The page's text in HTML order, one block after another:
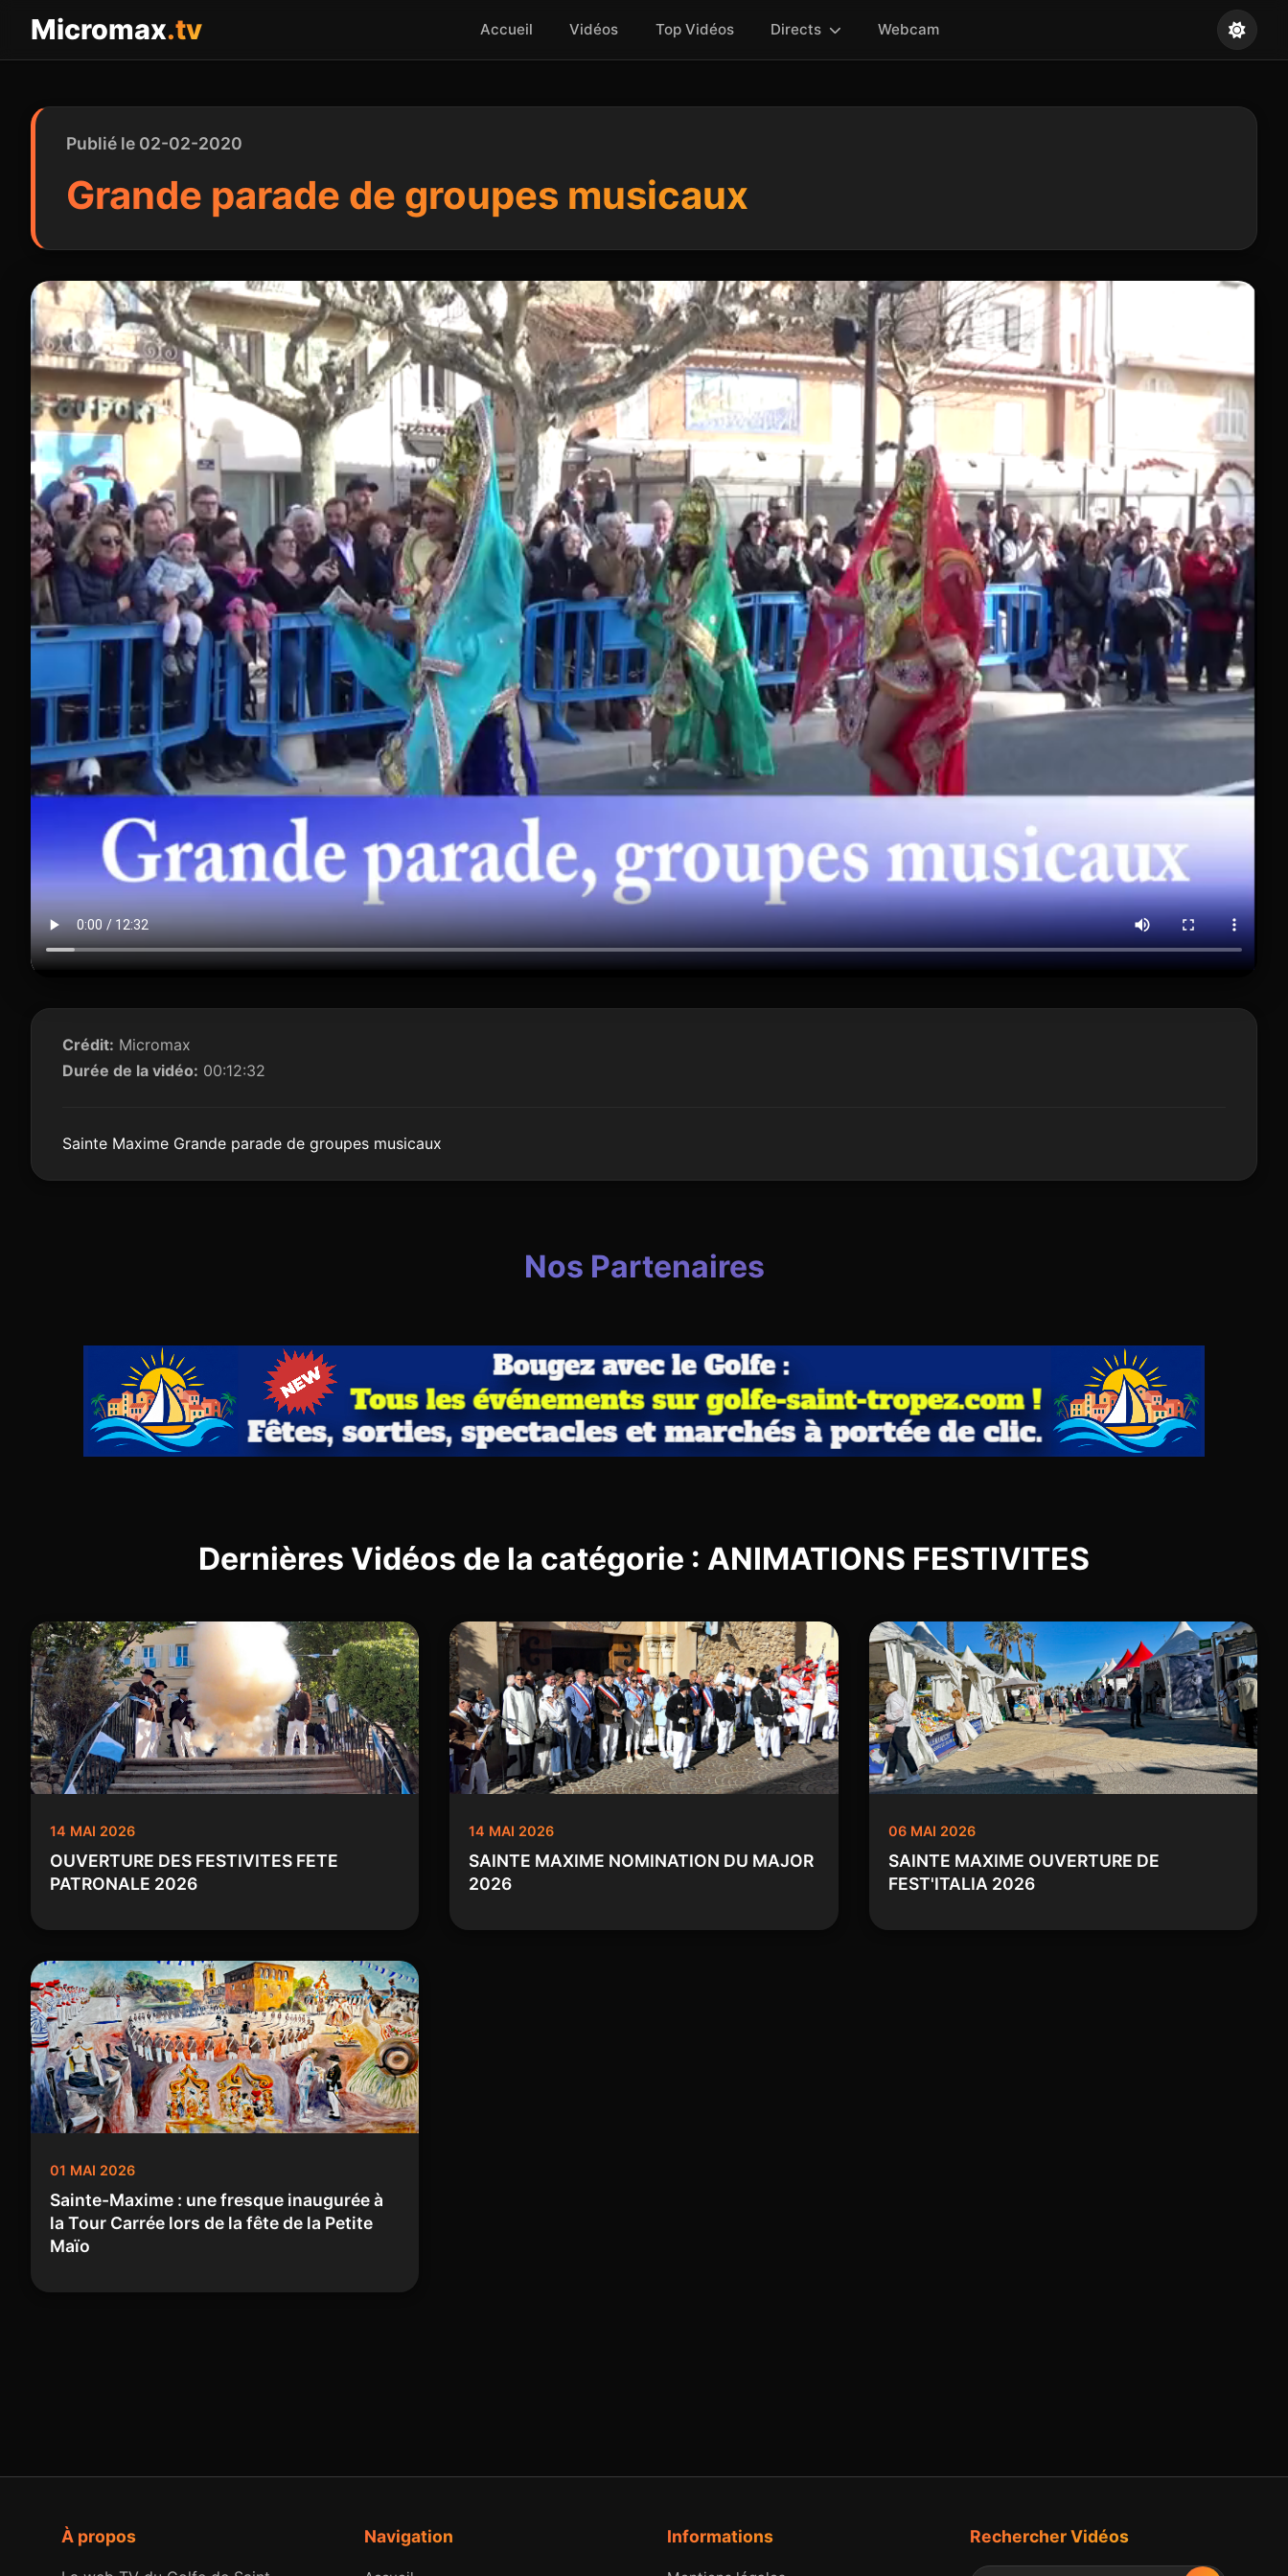
Micromax.tv Accueil Vidéos Top Vidéos Directs Webcam
Publié le 02-02-2020
Grande parade de groupes musicaux
Crédit: Micromax
Durée de la vidéo: 00:12:32
Sainte Maxime Grande parade de groupes musicaux
Nos Partenaires
Dernières Vidéos de la catégorie : ANIMATIONS FESTIVITES
14 MAI 2026
OUVERTURE DES FESTIVITES FETE
PATRONALE 2026
14 MAI 2026
SAINTE MAXIME NOMINATION DU MAJOR
2026
06 MAI 2026
SAINTE MAXIME OUVERTURE DE
FEST'ITALIA 2026
01 MAI 2026
Sainte-Maxime : une fresque inaugurée à
la Tour Carrée lors de la fête de la Petite
Maïo
À propos Navigation Informations Rechercher Vidéos